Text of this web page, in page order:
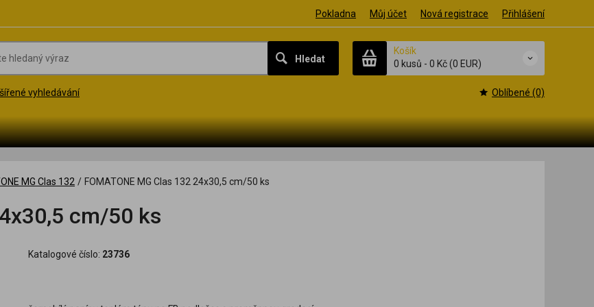
Pokladna Můj účet Nová registrace Přihlášení
Hledat
Košík
0 kusů - 0 Kč(0 EUR)
vyhledávání Oblíbené (0)
MG Clas 132 / FOMATONE MG Clas 132 24x30,5 cm/50 ks
cm/50 ks
Katalogové číslo: 23736